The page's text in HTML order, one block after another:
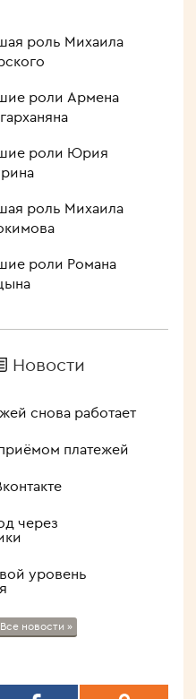
роль Михаила
роли Армена
роли Юрия
роль Михаила
роли Романа
Новости
снова работает
платежей
через
уровень
Все новости »